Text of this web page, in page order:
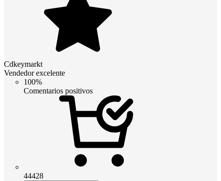
Cdkeymarkt
Vendedor excelente
100%
Comentarios positivos
44428